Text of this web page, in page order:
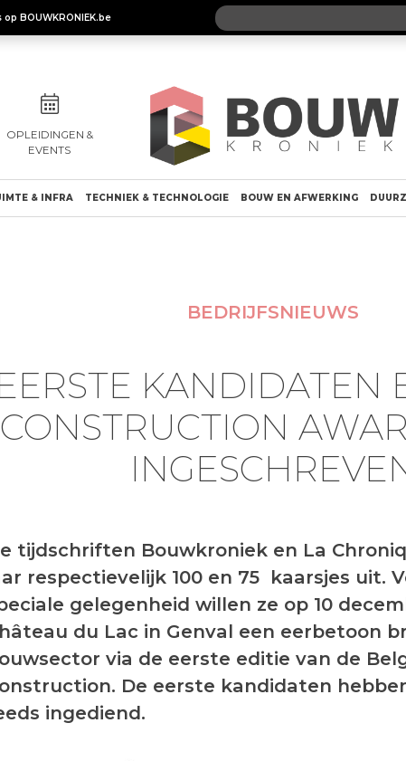
BOUWKRONIEK.be
OPLEIDINGEN &
EVENTS
& INFRA TECHNIEK & TECHNOLOGIE BOUW EN AFWERKING
BEDRIJFSNIEUWS
KANDIDATEN
CONSTRUCTION
tijdschriften Bouwkroniek en La
respectievelijk 100 en 75 kaarsjes uit.
gelegenheid willen ze op 10
du Lac in Genval een eerbetoon
via de eerste editie van de
De eerste kandidaten
ingediend.